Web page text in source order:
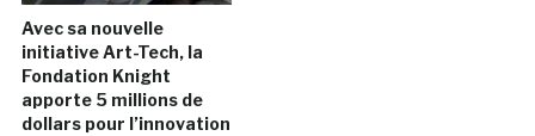
Avec sa nouvelle
initiative Art-Tech, la
Fondation Knight
apporte 5 millions de
dollars pour l’innovation